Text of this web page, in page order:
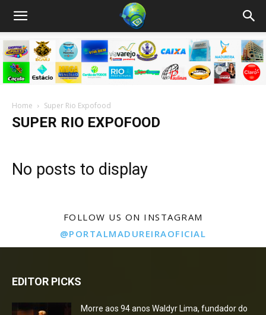
Home Super Rio Expofood
SUPER RIO EXPOFOOD
No posts to display
FOLLOW US ON INSTAGRAM
@PORTALMADUREIRAOFICIAL
EDITOR PICKS
Morre aos 94 anos Waldyr Lima, fundador do